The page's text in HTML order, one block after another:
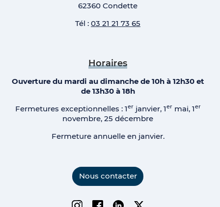
62360 Condette
Tél :03 21 21 73 65
Horaires
Ouverture du mardi au dimanche de 10h à 12h30 et
de 13h30 à 18h
Fermetures exceptionnelles : 1erjanvier, 1ermai, 1er
novembre, 25 décembre
Fermeture annuelle en janvier.
Nous contacter
InstagramFacebookLinkedinTwitter